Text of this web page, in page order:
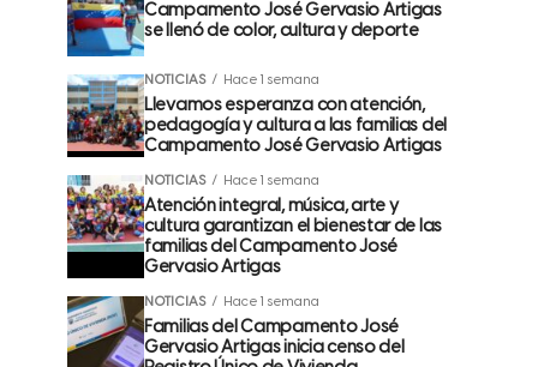
Campamento José Gervasio Artigas
se llenó de color, cultura y deporte
NOTICIAS Hace 1 semana
Llevamos esperanza con atención,
pedagogía y cultura a las familias del
Campamento José Gervasio Artigas
NOTICIAS Hace 1 semana
Atención integral, música, arte y
cultura garantizan el bienestar de las
familias del Campamento José
Gervasio Artigas
NOTICIAS Hace 1 semana
Familias del Campamento José
Gervasio Artigas inicia censo del